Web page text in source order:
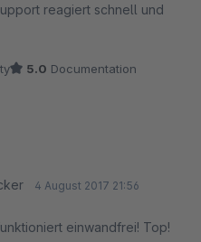
reagiert schnell und
5.0 Documentation
4 August 2017 21:56
einwandfrei! Top!